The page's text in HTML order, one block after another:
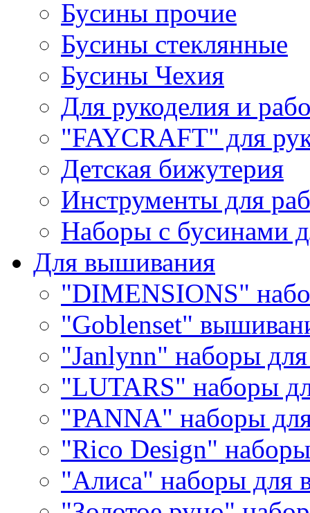
Бусины прочие
Бусины стеклянные
Бусины Чехия
Для рукоделия и
"FAYCRAFT" для
Детская бижутерия
Инструменты для
Наборы с бусинами
Для вышивания
"DIMENSIONS"
"Goblenset"
"Janlynn" наборы
"LUTARS" наборы
"PANNA" наборы
"Rico Design"
"Алиса" наборы для